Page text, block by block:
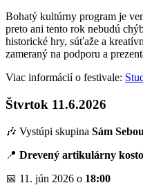
Bohatý kultúrny program je
preto ani tento rok nebudú
historické hry, súťaže a
zameraný na podporu a
Viac informácií o festivale:
Štvrtok 11.6.2026
🎶 Vystúpi skupina Sám Sebou
📍 Drevený artikulárny
📅 11. jún 2026 o 18:00